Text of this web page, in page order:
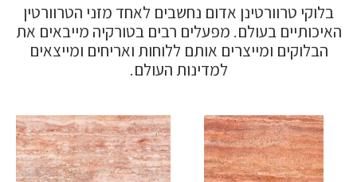
בלוקי טרוורטינן אדום נחשבים לאחד מזני הטרוורטין
האיכותיים בעולם. מפעלים רבים בטורקיה מייבאים את
הבלוקים ומייצרים אותם ללוחות ואריחים ומייצאים
למדינות העולם.